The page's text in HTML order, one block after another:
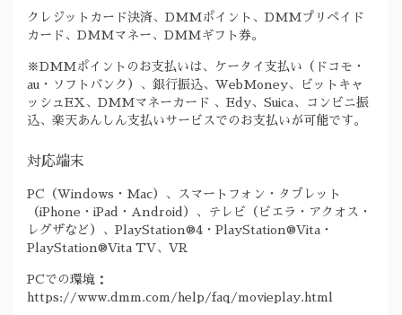
クレジットカード決済、DMMポイント、DMMプリペイド
カード、DMMマネー、DMMギフト券。
※DMMポイントのお支払いは、ケータイ支払い（ドコモ・
au・ソフトバンク）、銀行振込、WebMoney、ビットキャ
ッシュEX、DMMマネーカード 、Edy、Suica、コンビニ振
込、楽天あんしん支払いサービスでのお支払いが可能です。
対応端末
PC（Windows・Mac）、スマートフォン・タブレット
（iPhone・iPad・Android）、テレビ（ビエラ・アクオス・
レグザなど）、PlayStation®4・PlayStation®Vita・
PlayStation®Vita TV、VR
PCでの環境：
https://www.dmm.com/help/faq/movieplay.html